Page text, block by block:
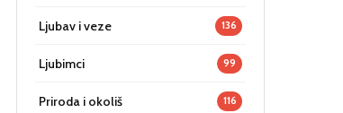
Ljubav i veze 136
Ljubimci 99
Priroda i okoliš 116